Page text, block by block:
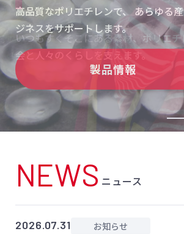
いつもすぐそこにある素材、ポリエチ
会と人々のくらしを支えます。
高品質なポリエチレンで、あらゆる
ジネスをサポートします。
製品情報
環境に配慮したソリューションを提
の持続的な発展に貢献します。
サステナビリティ
NEWS ニュース
2026.07.31 お知らせ